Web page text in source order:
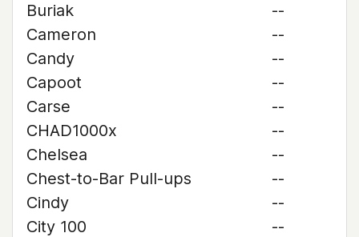
Buriak
--
Cameron
--
Candy
--
Capoot
--
Carse
--
CHAD1000x
--
Chelsea
--
Chest-to-Bar Pull-ups
--
Cindy
--
City 100
--